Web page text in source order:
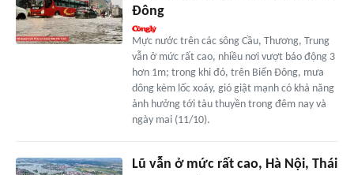
Đông
Mực nước trên các sông Cầu, Thương, Trung
vẫn ở mức rất cao, nhiều nơi vượt báo động 3
hơn 1m; trong khi đó, trên Biển Đông, mưa
dông kèm lốc xoáy, gió giật mạnh có khả năng
ảnh hưởng tới tàu thuyền trong đêm nay và
ngày mai (11/10).
Lũ vẫn ở mức rất cao, Hà Nội, Thái